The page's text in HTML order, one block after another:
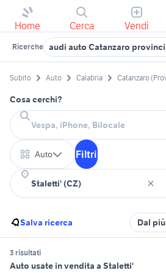
Home Cerca Vendi
Ricerche audi auto Catanzaro
Subito Auto Calabria Catanzaro
Cosa cerchi?
Auto Filtri
Salva ricerca Dal
3 risultati
Auto usate in vendita a Staletti'